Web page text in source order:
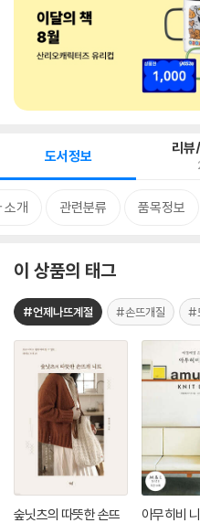
도서정보 리뷰
소개 관련분류 품목정보
이 상품의 태그
#언제나뜨계절 #손뜨개질 #
숲닛츠의 따뜻한 손뜨
아무히비